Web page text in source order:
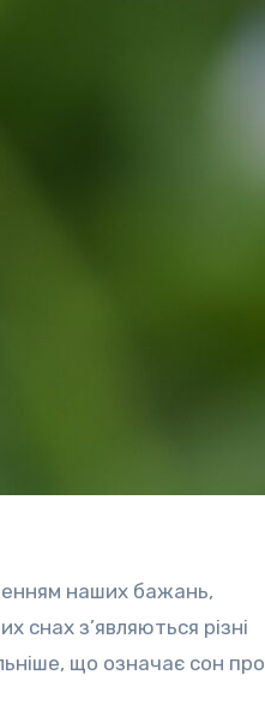
наших бажань,
снах з’являються різні
що означає сон про